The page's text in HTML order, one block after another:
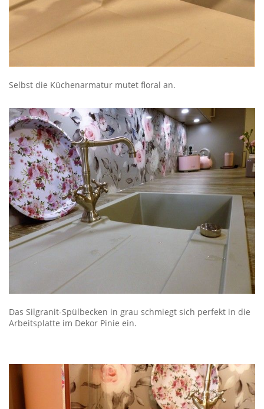
Selbst die Küchenarmatur mutet floral an.
Das Silgranit-Spülbecken in grau schmiegt sich perfekt in die
Arbeitsplatte im Dekor Pinie ein.